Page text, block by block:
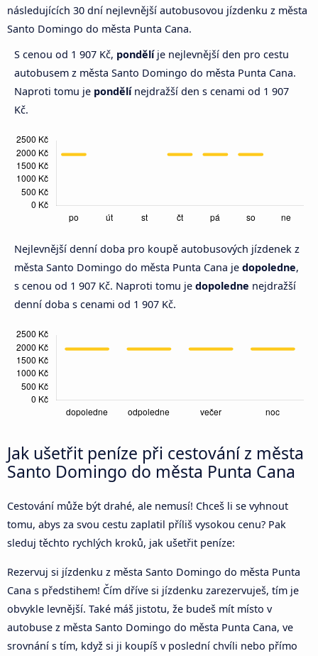
následujících 30 dní nejlevnější autobusovou jízdenku z města
Santo Domingo do města Punta Cana.
S cenou od 1 907 Kč, pondělíje nejlevnější den pro cestu
autobusem z města Santo Domingo do města Punta Cana.
Naproti tomu je pondělínejdražší den s cenami od 1 907
Kč.
Nejlevnější denní doba pro koupě autobusových jízdenek z
města Santo Domingo do města Punta Cana je dopoledne,
s cenou od 1 907 Kč. Naproti tomu je dopoledne nejdražší
denní doba s cenami od 1 907 Kč.
Jak ušetřit peníze při cestování z města
Santo Domingo do města Punta Cana
Cestování může být drahé, ale nemusí! Chceš li se vyhnout
tomu, abys za svou cestu zaplatil příliš vysokou cenu? Pak
sleduj těchto rychlých kroků, jak ušetřit peníze:
Rezervuj si jízdenku z města Santo Domingo do města Punta
Cana s předstihem! Čím dříve si jízdenku zarezervuješ, tím je
obvykle levnější. Také máš jistotu, že budeš mít místo v
autobuse z města Santo Domingo do města Punta Cana, ve
srovnání s tím, když si ji koupíš v poslední chvíli nebo přímo